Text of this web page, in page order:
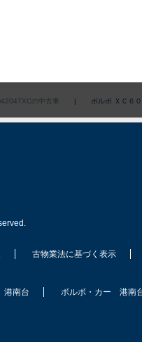
の中古車 | ボルボ ＸＣ６
古物業法に基づく表示
港南台 ボルボ・カー 港南